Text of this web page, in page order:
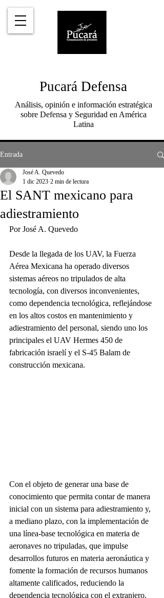
Pucará Defensa
Análisis, opinión e información estratégica
sobre Defensa y Seguridad en América
Latina
Entrada
El SANT mexicano para
adiestramiento
José A. Quevedo
1 dic 2023 2 min de lectura
Por José A. Quevedo
Desde la llegada de los UAV, la Fuerza
Aérea Mexicana ha operado diversos
sistemas aéreos no tripulados de alta
tecnología, con diversos inconvenientes,
como dependencia tecnológica, reflejándose
en los altos costos en mantenimiento y
adiestramiento del personal, siendo uno los
principales el UAV Hermes 450 de
fabricación israelí y el S-45 Balam de
construcción mexicana.
Con el objeto de generar una base de
conocimiento que permita contar de manera
inicial con un sistema para adiestramiento y,
a mediano plazo, con la implementación de
una línea-base tecnológica en materia de
aeronaves no tripuladas, que impulse
desarrollos futuros en materia aeronáutica y
fomente la formación de recursos humanos
altamente calificados, reduciendo la
dependencia tecnológica con el extranjero,